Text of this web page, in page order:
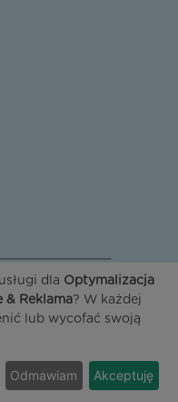
dla Optymalizacja
& Reklama? W każdej
lub wycofać swoją
Odmawiam Akceptuję